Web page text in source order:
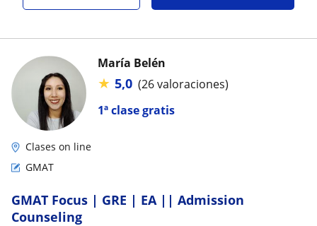
1ª clase gratis
María Belén
★ 5,0 (26 valoraciones)
Clases on line
GMAT
GMAT Focus | GRE | EA || Admission
Counseling